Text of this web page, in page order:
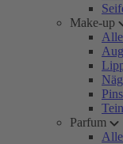
Make-up
Parfum